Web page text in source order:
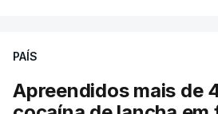
PAÍS
Apreendidos mais de